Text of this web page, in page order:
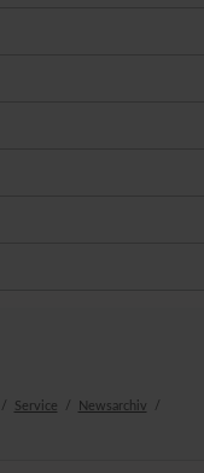
Service
Newsarchiv